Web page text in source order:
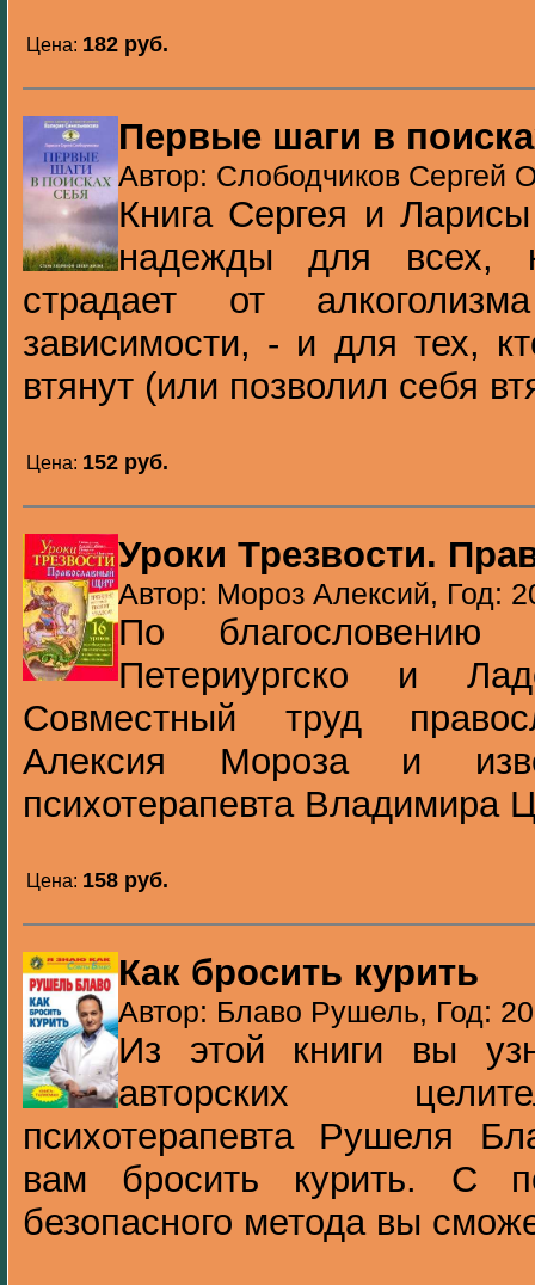
Цена: 182 pуб.
Первые шаги в
Автор: Слободчиков Сергей
Книга Сергея и
надежды для всех,
страдает от
зависимости, - и для тех,
втянут (или позволил себя
Цена: 152 pуб.
Уроки Трезвости.
Автор: Мороз Алексий, Год:
По благословению
Петериургско и
Совместный труд
Алексия Мороза и
психотерапевта Владимира
Цена: 158 pуб.
Как бросить курить
Автор: Блаво Рушель, Год:
Из этой книги вы
авторских
психотерапевта Рушеля
вам бросить курить. С
безопасного метода вы